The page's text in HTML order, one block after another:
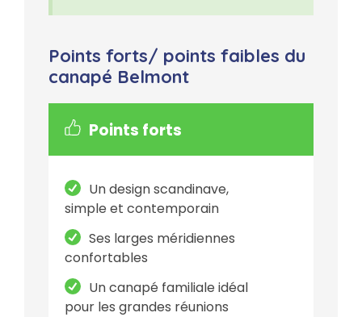
Points forts/ points faibles du
canapé Belmont
Points forts
Un design scandinave,
simple et contemporain
Ses larges méridiennes
confortables
Un canapé familiale idéal
pour les grandes réunions